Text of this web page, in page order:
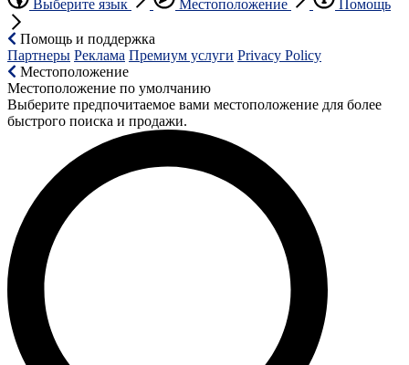
Выберите язык Местоположение Помощь
Помощь и поддержка
Партнеры Реклама Премиум услуги Privacy Policy
Местоположение
Местоположение по умолчанию
Выберите предпочитаемое вами местоположение для более
быстрого поиска и продажи.